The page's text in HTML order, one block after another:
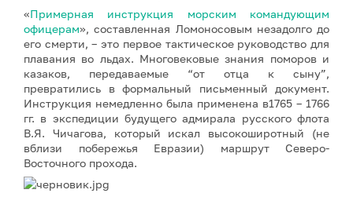
«Примерная инструкция морским командующим
офицерам», составленная Ломоносовым незадолго до
его смерти, – это первое тактическое руководство для
плавания во льдах. Многовековые знания поморов и
казаков, передаваемые “от отца к сыну”,
превратились в формальный письменный документ.
Инструкция немедленно была применена в1765 – 1766
гг. в экспедиции будущего адмирала русского флота
В.Я. Чичагова, который искал высокоширотный (не
вблизи побережья Евразии) маршрут Северо-
Восточного прохода.